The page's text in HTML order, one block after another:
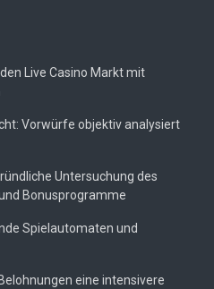
Live Casino Markt mit
Vorwürfe objektiv analysiert
Untersuchung des
Bonusprogramme
Spielautomaten und
eine intensivere